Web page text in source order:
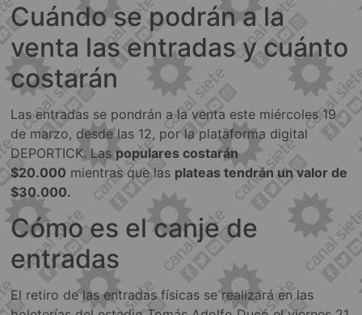
Cuándo se podrán a la
venta las entradas y cuánto
costarán
Las entradas se pondrán a la venta este miércoles 19
de marzo, desde las 12, por la plataforma digital
DEPORTICK. Laspopulares costarán
$20.000 mientras que las plateas tendrán un valor de
$30.000.
Cómo es el canje de
entradas
El retiro de las entradas físicas se realizará en las